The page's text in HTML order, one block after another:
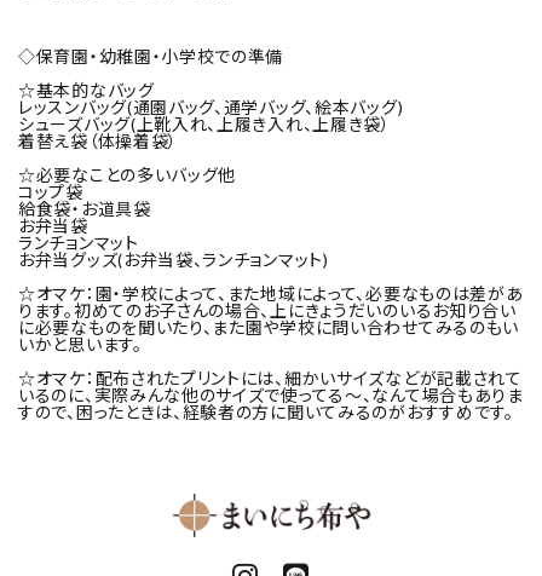
◇保育園・幼稚園・小学校での準備
☆基本的なバッグ
レッスンバッグ(通園バッグ、通学バッグ、絵本バッグ)
シューズバッグ(上靴入れ、上履き入れ、上履き袋）
着替え袋（体操着袋）
☆必要なことの多いバッグ他
コップ袋
給食袋・お道具袋
お弁当袋
ランチョンマット
お弁当グッズ(お弁当袋、ランチョンマット)
☆オマケ：園・学校によって、また地域によって、必要なものは差があ
ります。初めてのお子さんの場合、上にきょうだいのいるお知り合い
に必要なものを聞いたり、また園や学校に問い合わせてみるのもい
いかと思います。
☆オマケ：配布されたプリントには、細かいサイズなどが記載されて
いるのに、実際みんな他のサイズで使ってる～、なんて場合もありま
すので、困ったときは、経験者の方に聞いてみるのがおすすめです。